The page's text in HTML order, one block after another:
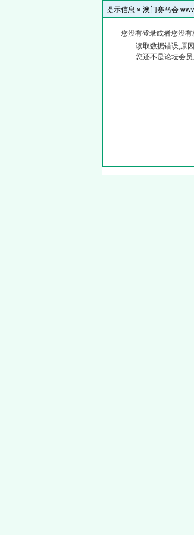
提示信息 » 澳门赛马会
您没有登录或者您没
读取数据错误,原
您还不是论坛会